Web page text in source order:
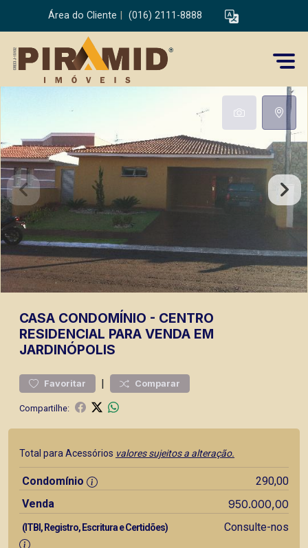
Área do Cliente (016) 2111-8888
CASA CONDOMÍNIO - CENTRO
RESIDENCIAL PARA VENDA EM
JARDINÓPOLIS
Favoritar | Comparar
Compartilhe:
Total para Acessórios valores sujeitos a alteração.
Condomínio
290,00
Venda
950.000,00
(ITBI, Registro, Escritura e Certidões) Consulte-nos